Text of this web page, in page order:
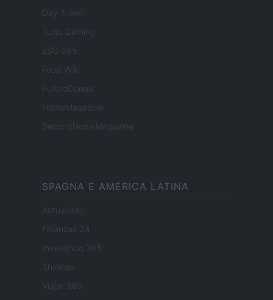
Day Travel
Tutto Gaming
ESG 365
Food Wiki
FuturoDonna
HomeMagazine
SecondHomeMagazine
SPAGNA E AMERICA LATINA
Actualidad
Finanzas 24
Investindo 365
Think.es
Viajar 365